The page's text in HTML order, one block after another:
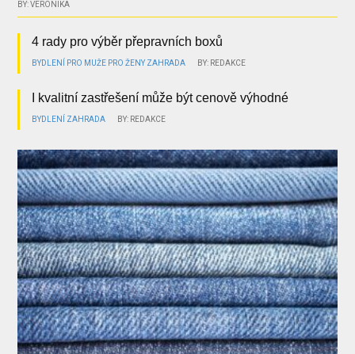
BY: VERONIKA
4 rady pro výběr přepravních boxů
BYDLENÍ PRO MUŽE PRO ŽENY ZAHRADA BY: REDAKCE
I kvalitní zastřešení může být cenově výhodné
BYDLENÍ ZAHRADA BY: REDAKCE